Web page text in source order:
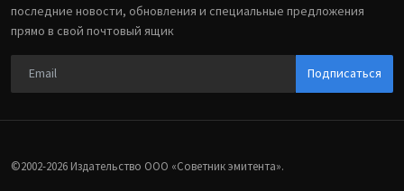
последние новости, обновления и специальные предложения
прямо в свой почтовый ящик
Подписаться
©2002-2026 Издательство ООО «‎Советник эмитента».